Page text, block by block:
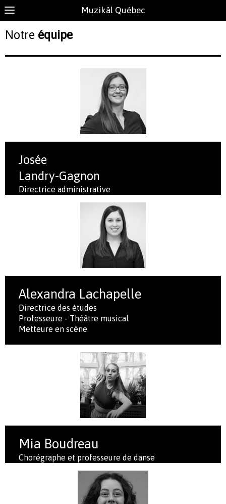
Muzikâl Québec
Notre équipe
Josée
Landry-Gagnon
Directrice administrative
Alexandra Lachapelle
Directrice des études
Professeure - Théâtre musical
Metteure en scène
Mia Boudreau
Chorégraphe et professeure de danse